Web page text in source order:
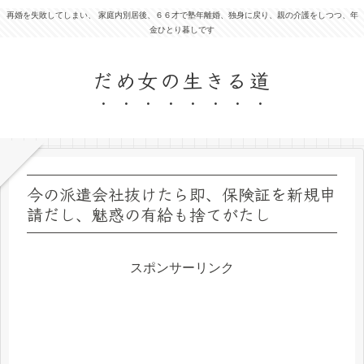
再婚を失敗してしまい、 家庭内別居後、６６才で塾年離婚、独身に戻り、親の介護をしつつ、年
金ひとり暮しです
だめ女の生きる道
今の派遣会社抜けたら即、保険証を新規申
請だし、魅惑の有給も捨てがたし
スポンサーリンク